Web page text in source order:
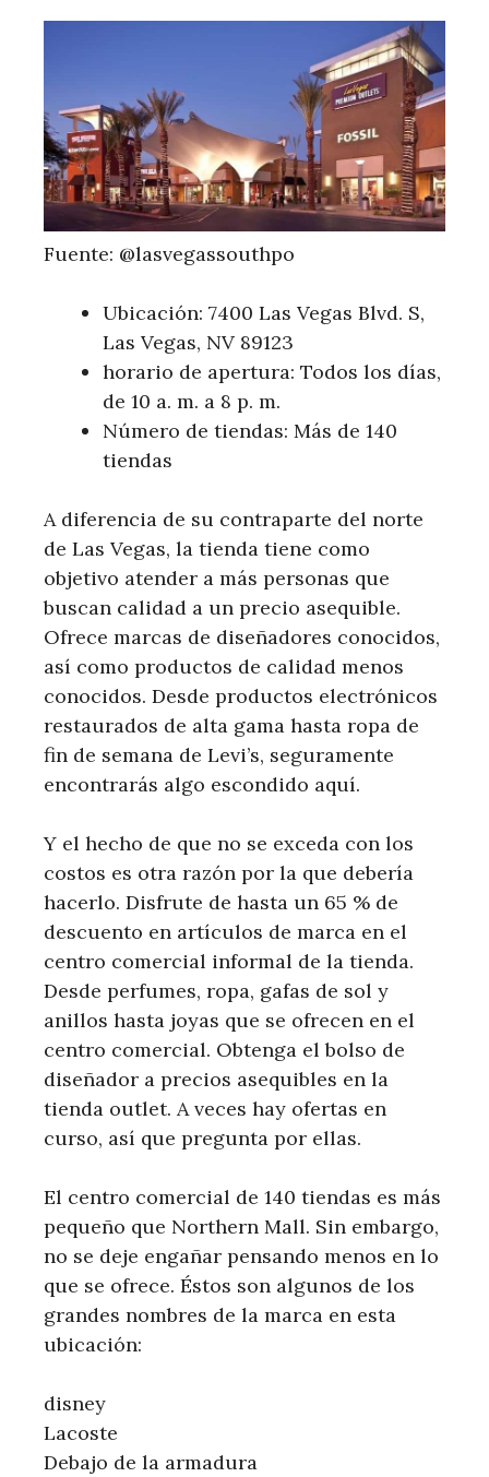
Fuente: @lasvegassouthpo
Ubicación: 7400 Las Vegas Blvd. S,
Las Vegas, NV 89123
horario de apertura: Todos los días,
de 10 a. m. a 8 p. m.
Número de tiendas: Más de 140
tiendas
A diferencia de su contraparte del norte
de Las Vegas, la tienda tiene como
objetivo atender a más personas que
buscan calidad a un precio asequible.
Ofrece marcas de diseñadores conocidos,
así como productos de calidad menos
conocidos. Desde productos electrónicos
restaurados de alta gama hasta ropa de
fin de semana de Levi’s, seguramente
encontrarás algo escondido aquí.
Y el hecho de que no se exceda con los
costos es otra razón por la que debería
hacerlo. Disfrute de hasta un 65 % de
descuento en artículos de marca en el
centro comercial informal de la tienda.
Desde perfumes, ropa, gafas de sol y
anillos hasta joyas que se ofrecen en el
centro comercial. Obtenga el bolso de
diseñador a precios asequibles en la
tienda outlet. A veces hay ofertas en
curso, así que pregunta por ellas.
El centro comercial de 140 tiendas es más
pequeño que Northern Mall. Sin embargo,
no se deje engañar pensando menos en lo
que se ofrece. Éstos son algunos de los
grandes nombres de la marca en esta
ubicación:
disney
Lacoste
Debajo de la armadura